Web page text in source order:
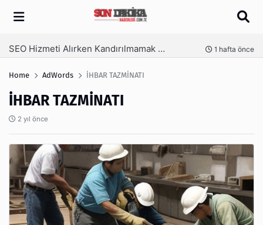
Arama
SEO Hizmeti Alırken Kandırılmamak İçin Bilinmesi Gerekenler 1 hafta önce
Home AdWords İHBAR TAZMİNATI
İHBAR TAZMİNATI
2 yıl önce